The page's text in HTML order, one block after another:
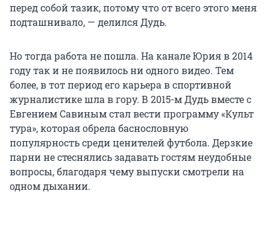
перед собой тазик, потому что от всего этого меня
подташнивало, — делился Дудь.
Но тогда работа не пошла. На канале Юрия в 2014
году так и не появилось ни одного видео. Тем
более, в тот период его карьера в спортивной
журналистике шла в гору. В 2015-м Дудь вместе с
Евгением Савиным стал вести программу «Культ
тура», которая обрела баснословную
популярность среди ценителей футбола. Дерзкие
парни не стеснялись задавать гостям неудобные
вопросы, благодаря чему выпуски смотрели на
одном дыхании.